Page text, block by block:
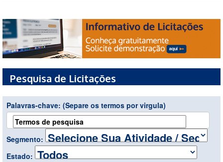
Pesquisa de Licitações
Palavras-chave: (Separe os termos por virgula)
Segmento:
Estado: